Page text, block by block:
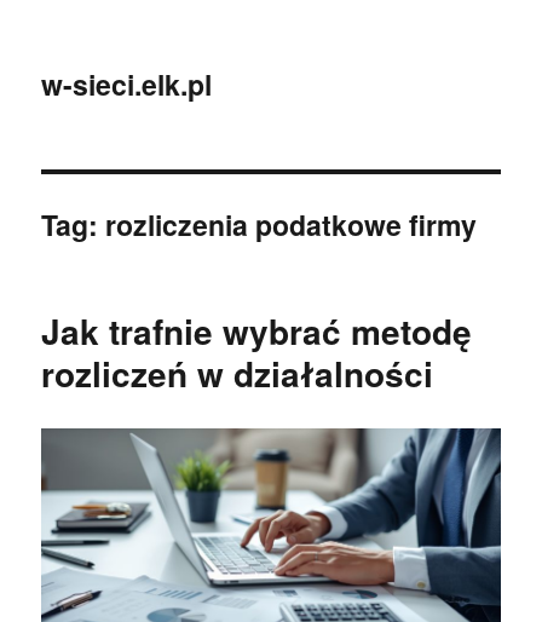
w-sieci.elk.pl
Tag: rozliczenia podatkowe firmy
Jak trafnie wybrać metodę
rozliczeń w działalności